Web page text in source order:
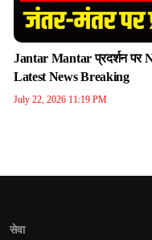
Jantar Mantar प्रदर्शन पर
Latest News Breaking
July 22, 2026 11:19 PM
सेवा